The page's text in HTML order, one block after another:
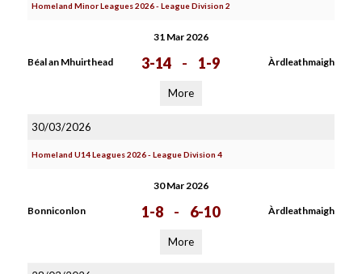
Homeland Minor Leagues 2026 - League Division 2
31 Mar 2026
Béal an Mhuirthead 3-14 - 1-9 Àrdleathmaigh
More
30/03/2026
Homeland U14 Leagues 2026 - League Division 4
30 Mar 2026
Bonniconlon 1-8 - 6-10 Àrdleathmaigh
More